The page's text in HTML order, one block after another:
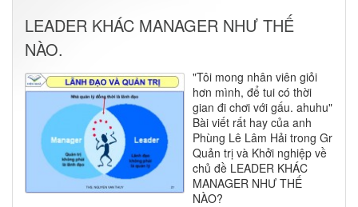
LEADER KHÁC MANAGER NHƯ THẾ
NÀO.
"Tôi mong nhân viên giỏi
hơn mình, để tui có thời
gian đi chơi với gấu. ahuhu"
Bài viết rất hay của anh
Phùng Lê Lâm Hải trong Gr
Quản trị và Khởi nghiệp về
chủ đề LEADER KHÁC
MANAGER NHƯ THẾ
NÀO?